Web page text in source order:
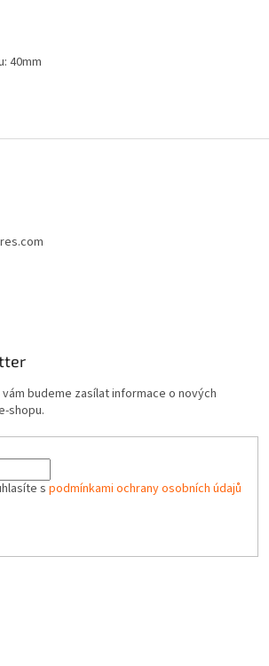
40mm
budeme zasílat informace o nových
shopu.
s podmínkami ochrany osobních údajů